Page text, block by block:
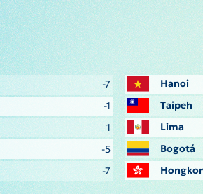
-7
-1
1
-5
-7
Hanoi
Taipeh
Lima
Bogotá